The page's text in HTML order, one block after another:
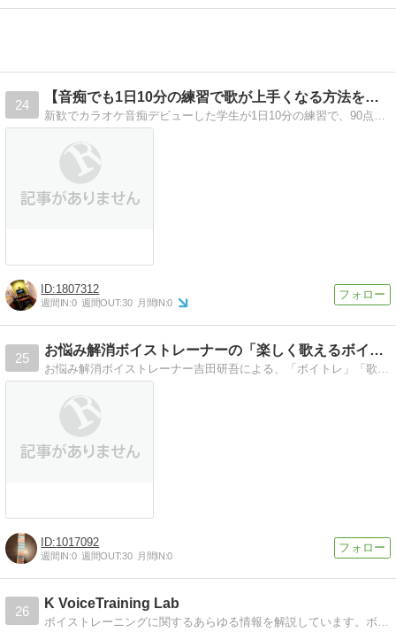
24
【音痴でも1日10分の練習で歌が上手くなる方法を伝授】
1807312
週間IN:0 週間OUT:30 月間IN:0
25
お悩み解消ボイストレーナーの「楽しく歌えるボイトレブログ」
1017092
週間IN:0 週間OUT:30 月間IN:0
26
K VoiceTraining Lab